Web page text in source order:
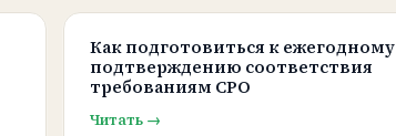
Как подготовиться к ежегодному
подтверждению соответствия
требованиям СРО
Читать →